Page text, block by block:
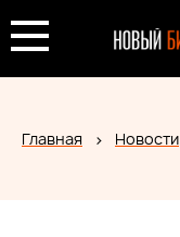
Главная Новости